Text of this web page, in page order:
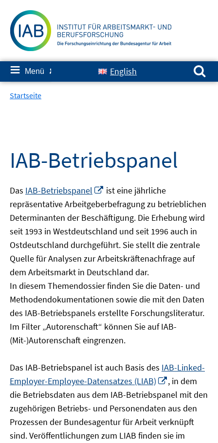
zum
Inhalt
≡ Menü ✘ English
Suchen nach:
Startseite
IAB-Betriebspanel
Das IAB-Betriebspanel
In
neuem
Fenster
öffnen
ist eine jährliche
repräsentative Arbeitgeberbefragung zu betrieblichen
Determinanten der Beschäftigung. Die Erhebung wird
seit 1993 in Westdeutschland und seit 1996 auch in
Ostdeutschland durchgeführt. Sie stellt die zentrale
Quelle für Analysen zur Arbeitskräftenachfrage auf
dem Arbeitsmarkt in Deutschland dar.
In diesem Themendossier finden Sie die Daten- und
Methodendokumentationen sowie die mit den Daten
des IAB-Betriebspanels erstellte Forschungsliteratur.
Im Filter „Autorenschaft“ können Sie auf IAB-
(Mit-)Autorenschaft eingrenzen.
Das IAB-Betriebspanel ist auch Basis des IAB-Linked-
Employer-Employee-Datensatzes (LIAB)
In
neuem
Fenster
öffnen
, in dem
die Betriebsdaten aus dem IAB-Betriebspanel mit den
zugehörigen Betriebs- und Personendaten aus den
Prozessen der Bundesagentur für Arbeit verknüpft
sind. Veröffentlichungen zum LIAB finden sie im